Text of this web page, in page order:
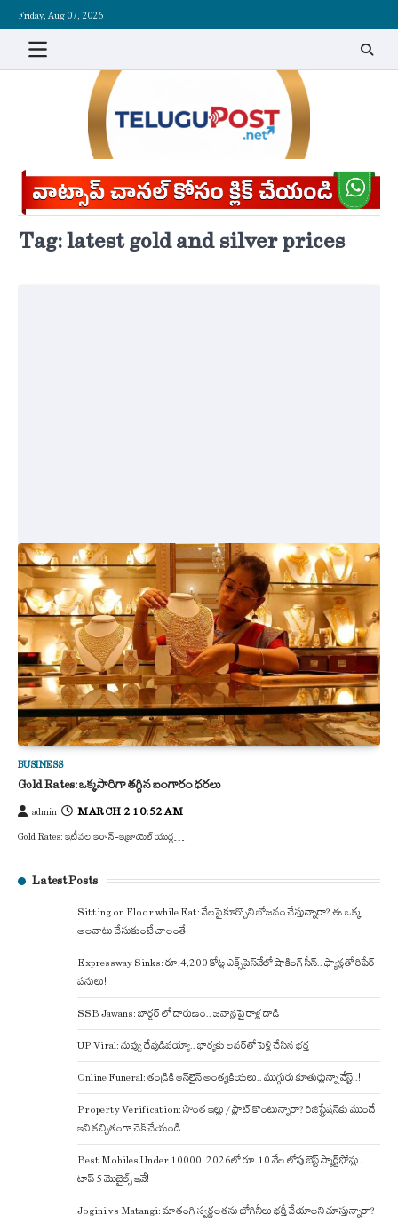
Skip
content
Friday, Aug 07, 2026
Tag:latest gold and silver prices
BUSINESS
Gold Rates: ఒక్కసారిగా తగ్గిన బంగారం ధరలు
admin MARCH 2 10:52 AM
Gold Rates: ఇటీవల ఇరాన్–ఇజ్రాయెల్ యుద్ధ…
Latest Posts
Sitting on Floor while Eat: నేలపై కూర్చొని భోజనం చేస్తున్నారా? ఈ ఒక్క
అలవాటు చేసుకుంటే చాలంతే!
Expressway Sinks: రూ.4,200 కోట్ల ఎక్స్‌ప్రెస్‌వేలో షాకింగ్ సీన్.. ఫ్యాన్లతో రిపేర్
పనులు!
SSB Jawans: బార్డర్ లో దారుణం.. జవాన్లపై రాళ్ల దాడి
UP Viral: నువ్వు దేవుడివయ్యా.. భార్యకు లవర్‌తో పెళ్లి చేసిన భర్త
Online Funeral: తండ్రికి ఆన్‌లైన్ అంత్యక్రియలు.. ముగ్గురు కూతుర్లున్నా వేస్ట్..!
Property Verification: సొంత ఇల్లు / ప్లాట్ కొంటున్నారా? రిజిస్ట్రేషన్‌కు ముందే
ఇవి కచ్చితంగా చెక్ చేయండి
Best Mobiles Under 10000: 2026లో రూ.10 వేల లోపు బెస్ట్ స్మార్ట్‌ఫోన్లు..
టాప్ 5 మొబైల్స్ ఇవే!
Jogini vs Matangi: మాతంగి స్వర్ణలతను జోగినీలు భర్తీ చేయాలని చూస్తున్నారా?